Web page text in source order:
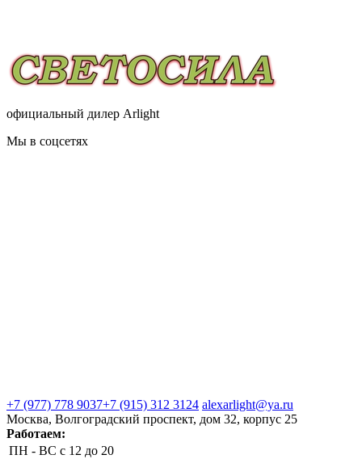
официальный дилер Arlight
Мы в соцсетях
+7 (977) 778 9037+7 (915) 312 3124 alexarlight@ya.ru
Москва, Волгоградский проспект, дом 32, корпус 25
Работаем:
ПН - ВС с 12 до 20